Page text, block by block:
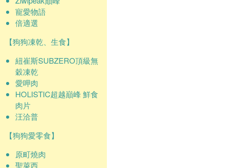
寵愛物語
倍適選
【狗狗凍乾、生食】
紐崔斯SUBZERO頂級無
穀凍乾
愛呷肉
HOLISTIC超越巔峰 鮮食
肉片
汪洽普
【狗狗愛零食】
原町燒肉
聖萊西